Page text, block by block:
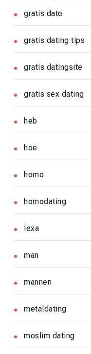
gratis date
gratis dating tips
gratis datingsite
gratis sex dating
heb
hoe
homo
homodating
lexa
man
mannen
metaldating
moslim dating